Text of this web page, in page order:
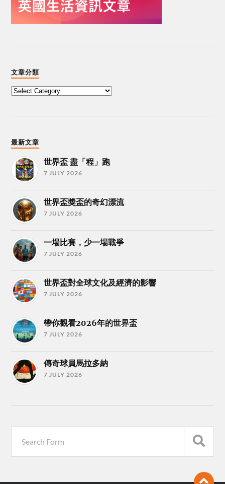
文章分類
最新文章
世界盃 盡「程」跑
7 JULY 2026
世界盃獎盃的奇幻漂流
7 JULY 2026
一場比賽，少一場戰爭
7 JULY 2026
世界盃對全球文化及經濟的影響
7 JULY 2026
帶你觀看2026年的世界盃
7 JULY 2026
傳奇球員馬拉多納
7 JULY 2026